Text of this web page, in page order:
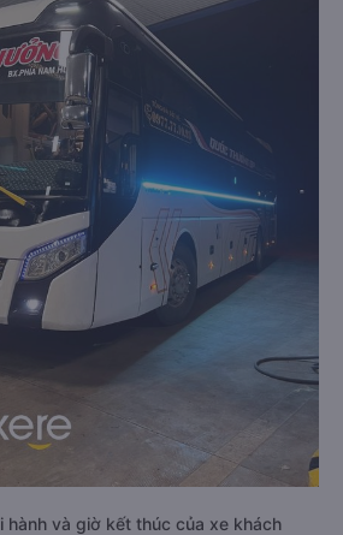
hành và giờ kết thúc của xe khách